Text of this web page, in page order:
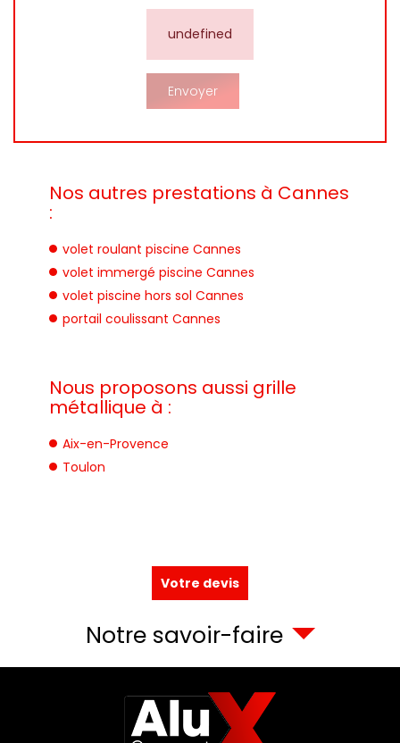
undefined
Nos autres prestations à Cannes
:
volet roulant piscine Cannes
volet immergé piscine Cannes
volet piscine hors sol Cannes
portail coulissant Cannes
Nous proposons aussi grille
métallique à :
Aix-en-Provence
Toulon
Votre devis
Notre savoir-faire